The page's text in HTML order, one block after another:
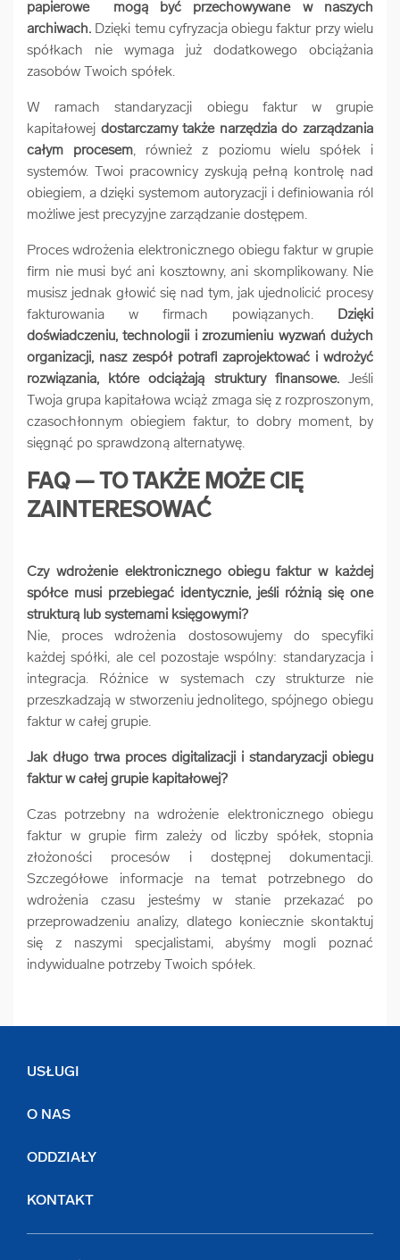
papierowe mogą być przechowywane w naszych
archiwach. Dzięki temu cyfryzacja obiegu faktur przy wielu
spółkach nie wymaga już dodatkowego obciążania
zasobów Twoich spółek.
W ramach standaryzacji obiegu faktur w grupie
kapitałowej dostarczamy także narzędzia do zarządzania
całym procesem, również z poziomu wielu spółek i
systemów. Twoi pracownicy zyskują pełną kontrolę nad
obiegiem, a dzięki systemom autoryzacji i definiowania ról
możliwe jest precyzyjne zarządzanie dostępem.
Proces wdrożenia elektronicznego obiegu faktur w grupie
firm nie musi być ani kosztowny, ani skomplikowany. Nie
musisz jednak głowić się nad tym, jak ujednolicić procesy
fakturowania w firmach powiązanych.
Dzięki
doświadczeniu, technologii i zrozumieniu wyzwań dużych
organizacji, nasz zespół potrafi zaprojektować i wdrożyć
rozwiązania, które odciążają struktury finansowe.Jeśli
Twoja grupa kapitałowa wciąż zmaga się z rozproszonym,
czasochłonnym obiegiem faktur, to dobry moment, by
sięgnąć po sprawdzoną alternatywę.
FAQ — TO TAKŻE MOŻE CIĘ
ZAINTERESOWAĆ
Czy wdrożenie elektronicznego obiegu faktur w każdej
spółce musi przebiegać identycznie, jeśli różnią się one
strukturą lub systemami księgowymi?
Nie, proces wdrożenia dostosowujemy do specyfiki
każdej spółki, ale cel pozostaje wspólny: standaryzacja i
integracja. Różnice w systemach czy strukturze nie
przeszkadzają w stworzeniu jednolitego, spójnego obiegu
faktur w całej grupie.
Jak długo trwa proces digitalizacji i standaryzacji obiegu
faktur w całej grupie kapitałowej?
Czas potrzebny na wdrożenie elektronicznego obiegu
faktur w grupie firm zależy od liczby spółek, stopnia
złożoności procesów i dostępnej dokumentacji.
Szczegółowe informacje na temat potrzebnego do
wdrożenia czasu jesteśmy w stanie przekazać po
przeprowadzeniu analizy, dlatego koniecznie skontaktuj
się z naszymi specjalistami, abyśmy mogli poznać
indywidualne potrzeby Twoich spółek.
USŁUGI
O NAS
ODDZIAŁY
KONTAKT